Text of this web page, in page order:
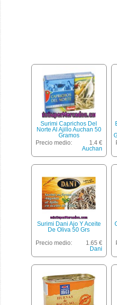
Surimi Caprichos Del
Norte Al Ajillo Auchan 50
Gramos
Precio medio:
1.4 €
Auchan
Surimi Dani Ajo Y Aceite
De Oliva 50 Grs
Precio medio:
1.65 €
Dani